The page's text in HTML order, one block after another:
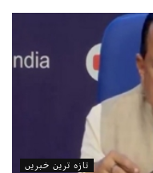
تازہ ترین خبریں